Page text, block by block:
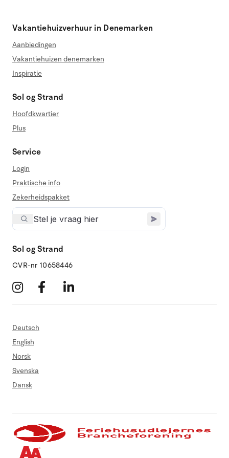
Vakantiehuizverhuur in Denemarken
Aanbiedingen
Vakantiehuizen denemarken
Inspiratie
Sol og Strand
Hoofdkwartier
Plus
Service
Login
Praktische info
Zekerheidspakket
Sol og Strand
CVR-nr 10658446
Deutsch
English
Norsk
Svenska
Dansk